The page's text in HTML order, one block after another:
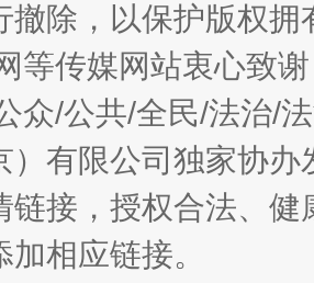
”的免责幌子
撤除，以保护版权
等传媒网站衷心致
众/公共/全民/法治/
）有限公司独家协
链接，授权合法、
相应链接。